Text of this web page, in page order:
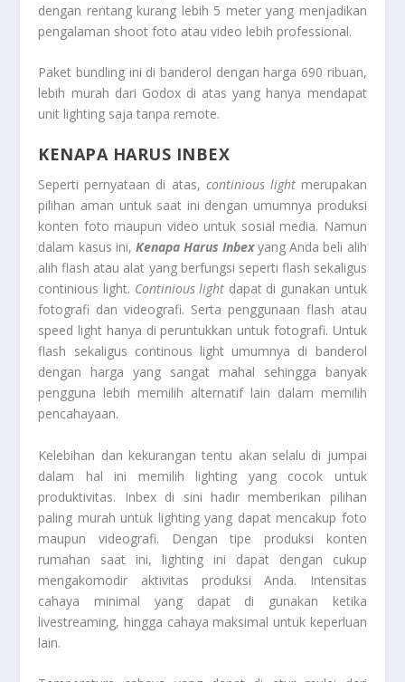
dengan rentang kurang lebih 5 meter yang menjadikan
pengalaman shoot foto atau video lebih professional.
Paket bundling ini di banderol dengan harga 690 ribuan,
lebih murah dari Godox di atas yang hanya mendapat
unit lighting saja tanpa remote.
KENAPA HARUS INBEX
Seperti pernyataan di atas, continious lightmerupakan
pilihan aman untuk saat ini dengan umumnya produksi
konten foto maupun video untuk sosial media. Namun
dalam kasus ini, Kenapa Harus Inbexyang Anda beli alih
alih flash atau alat yang berfungsi seperti flash sekaligus
continious light. Continious light dapat di gunakan untuk
fotografi dan videografi. Serta penggunaan flash atau
speed light hanya di peruntukkan untuk fotografi. Untuk
flash sekaligus continous light umumnya di banderol
dengan harga yang sangat mahal sehingga banyak
pengguna lebih memilih alternatif lain dalam memilih
pencahayaan.
Kelebihan dan kekurangan tentu akan selalu di jumpai
dalam hal ini memilih lighting yang cocok untuk
produktivitas. Inbex di sini hadir memberikan pilihan
paling murah untuk lighting yang dapat mencakup foto
maupun videografi. Dengan tipe produksi konten
rumahan saat ini, lighting ini dapat dengan cukup
mengakomodir aktivitas produksi Anda. Intensitas
cahaya minimal yang dapat di gunakan ketika
livestreaming, hingga cahaya maksimal untuk keperluan
lain.